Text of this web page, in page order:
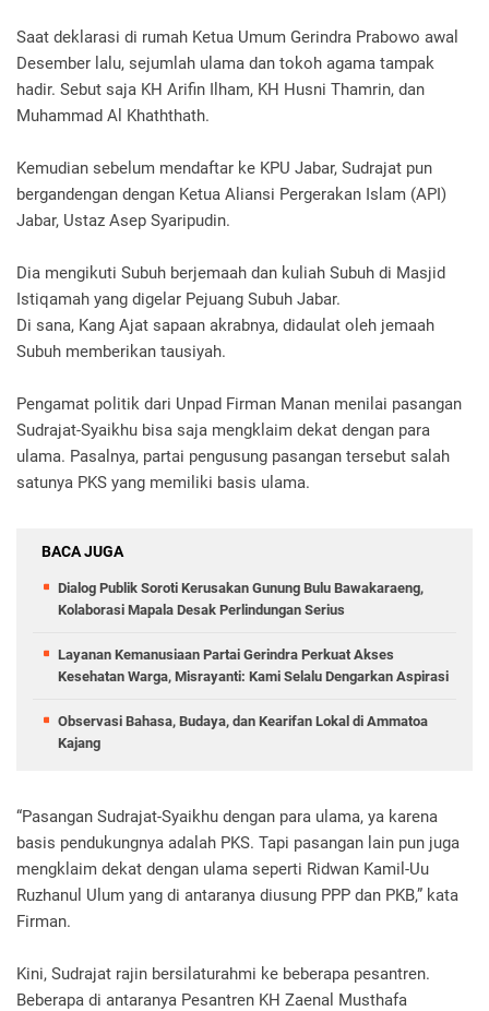
Saat deklarasi di rumah Ketua Umum Gerindra Prabowo awal
Desember lalu, sejumlah ulama dan tokoh agama tampak
hadir. Sebut saja KH Arifin Ilham, KH Husni Thamrin, dan
Muhammad Al Khaththath.
Kemudian sebelum mendaftar ke KPU Jabar, Sudrajat pun
bergandengan dengan Ketua Aliansi Pergerakan Islam (API)
Jabar, Ustaz Asep Syaripudin.
Dia mengikuti Subuh berjemaah dan kuliah Subuh di Masjid
Istiqamah yang digelar Pejuang Subuh Jabar.
Di sana, Kang Ajat sapaan akrabnya, didaulat oleh jemaah
Subuh memberikan tausiyah.
Pengamat politik dari Unpad Firman Manan menilai pasangan
Sudrajat-Syaikhu bisa saja mengklaim dekat dengan para
ulama. Pasalnya, partai pengusung pasangan tersebut salah
satunya PKS yang memiliki basis ulama.
BACA JUGA
Dialog Publik Soroti Kerusakan Gunung Bulu Bawakaraeng,
Kolaborasi Mapala Desak Perlindungan Serius
Layanan Kemanusiaan Partai Gerindra Perkuat Akses
Kesehatan Warga, Misrayanti: Kami Selalu Dengarkan Aspirasi
Observasi Bahasa, Budaya, dan Kearifan Lokal di Ammatoa
Kajang
“Pasangan Sudrajat-Syaikhu dengan para ulama, ya karena
basis pendukungnya adalah PKS. Tapi pasangan lain pun juga
mengklaim dekat dengan ulama seperti Ridwan Kamil-Uu
Ruzhanul Ulum yang di antaranya diusung PPP dan PKB,” kata
Firman.
Kini, Sudrajat rajin bersilaturahmi ke beberapa pesantren.
Beberapa di antaranya Pesantren KH Zaenal Musthafa